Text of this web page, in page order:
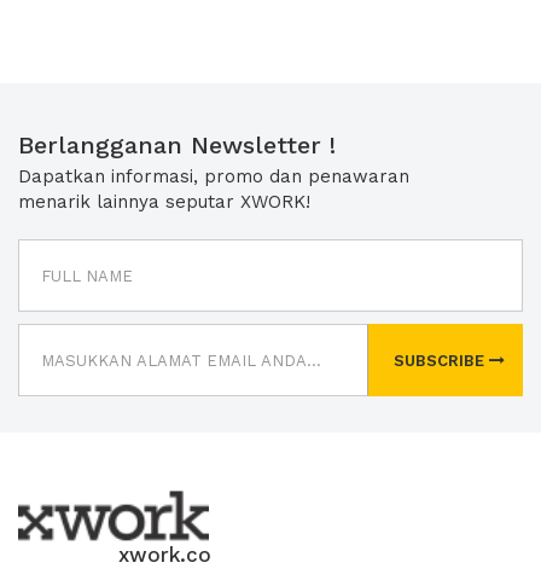
Berlangganan Newsletter !
Dapatkan informasi, promo dan penawaran
menarik lainnya seputar XWORK!
SUBSCRIBE
xwork.co